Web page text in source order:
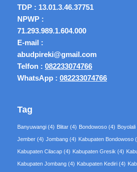
TDP : 13.01.3.46.37751
NPWP :
71.293.989.1.604.000
E-mail :
abudpireki@gmail.com
Telfon : 082233074766
WhatsApp : 082233074766
Tag
Banyuwangi (4) Blitar (4) Bondowoso (4) Boyolali
Jember (4) Jombang (4) Kabupaten Bondowoso
Kabupaten Cilacap (4) Kabupaten Gresik (4)
Kabupaten Jombang (4) Kabupaten Kediri (4)